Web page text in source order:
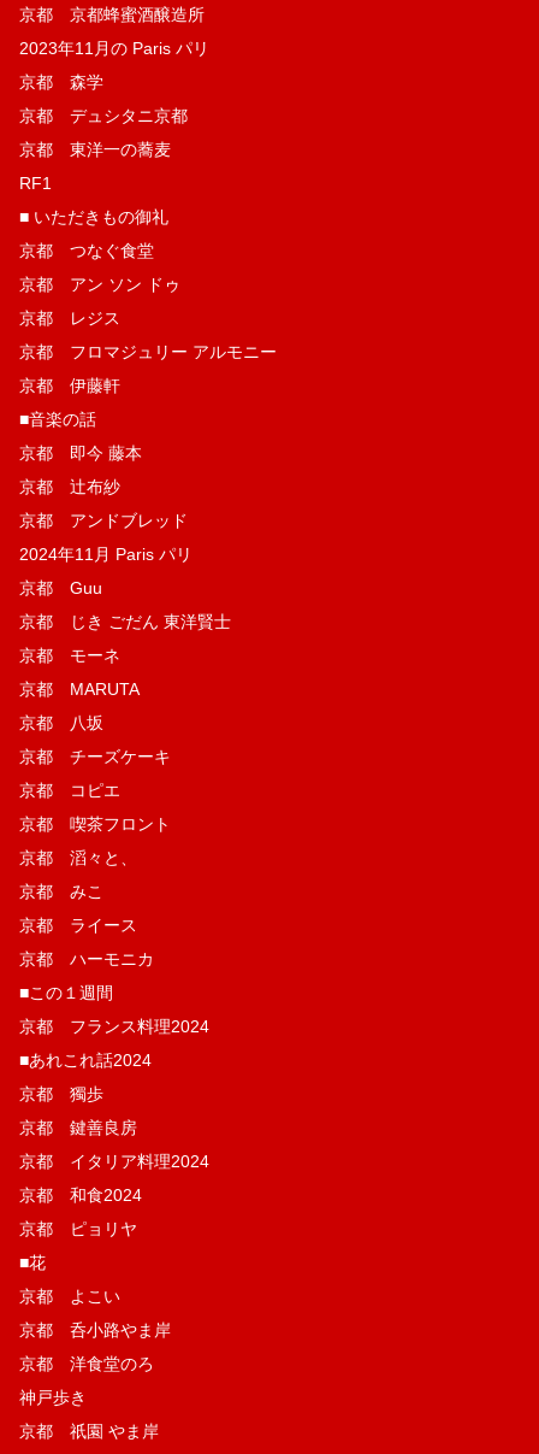
京都 京都蜂蜜酒醸造所
2023年11月の Paris パリ
京都 森学
京都 デュシタニ京都
京都 東洋一の蕎麦
RF1
■ いただきもの御礼
京都 つなぐ食堂
京都 アン ソン ドゥ
京都 レジス
京都 フロマジュリー アルモニー
京都 伊藤軒
■音楽の話
京都 即今 藤本
京都 辻布紗
京都 アンドブレッド
2024年11月 Paris パリ
京都 Guu
京都 じき ごだん 東洋賢士
京都 モーネ
京都 MARUTA
京都 八坂
京都 チーズケーキ
京都 コピエ
京都 喫茶フロント
京都 滔々と、
京都 みこ
京都 ライース
京都 ハーモニカ
■この１週間
京都 フランス料理2024
■あれこれ話2024
京都 獨歩
京都 鍵善良房
京都 イタリア料理2024
京都 和食2024
京都 ピョリヤ
■花
京都 よこい
京都 呑小路やま岸
京都 洋食堂のろ
神戸歩き
京都 祇園 やま岸